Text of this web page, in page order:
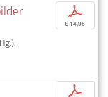
p
€ 14,95
p